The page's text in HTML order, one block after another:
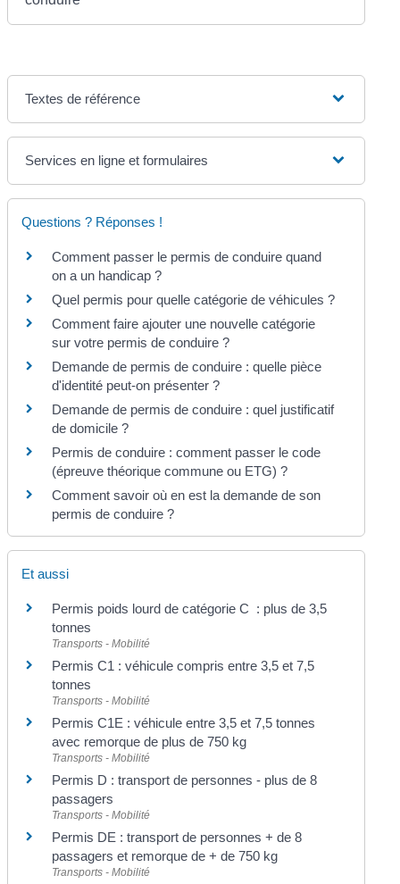
Textes de référence
Services en ligne et formulaires
Questions ? Réponses !
Comment passer le permis de conduire quand
on a un handicap ?
Quel permis pour quelle catégorie de véhicules ?
Comment faire ajouter une nouvelle catégorie
sur votre permis de conduire ?
Demande de permis de conduire : quelle pièce
d'identité peut-on présenter ?
Demande de permis de conduire : quel justificatif
de domicile ?
Permis de conduire : comment passer le code
(épreuve théorique commune ou ETG) ?
Comment savoir où en est la demande de son
permis de conduire ?
Et aussi
Permis poids lourd de catégorie C : plus de 3,5
tonnes
Transports - Mobilité
Permis C1 : véhicule compris entre 3,5 et 7,5
tonnes
Transports - Mobilité
Permis C1E : véhicule entre 3,5 et 7,5 tonnes
avec remorque de plus de 750 kg
Transports - Mobilité
Permis D : transport de personnes - plus de 8
passagers
Transports - Mobilité
Permis DE : transport de personnes + de 8
passagers et remorque de + de 750 kg
Transports - Mobilité